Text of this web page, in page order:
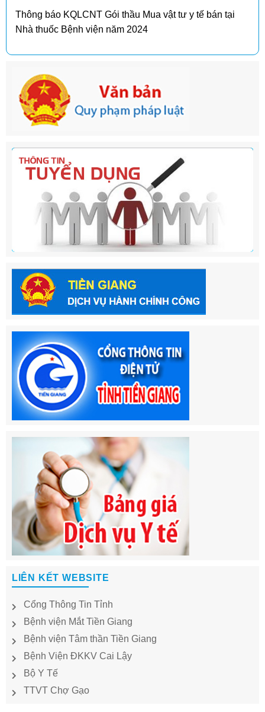
Thông báo KQLCNT Gói thầu Mua vật tư y tế bán tại
Nhà thuốc Bệnh viện năm 2024
LIÊN KẾT WEBSITE
Cổng Thông Tin Tỉnh
Bệnh viện Mắt Tiền Giang
Bệnh viện Tâm thần Tiền Giang
Bệnh Viện ĐKKV Cai Lậy
Bộ Y Tế
TTVT Chợ Gạo